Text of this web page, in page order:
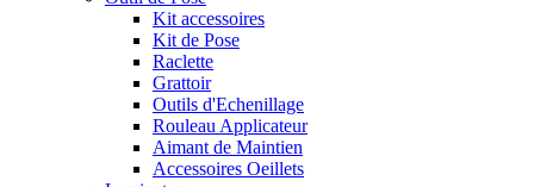
Kit accessoires
Kit de Pose
Raclette
Grattoir
Outils d'Echenillage
Rouleau Applicateur
Aimant de Maintien
Accessoires Oeillets